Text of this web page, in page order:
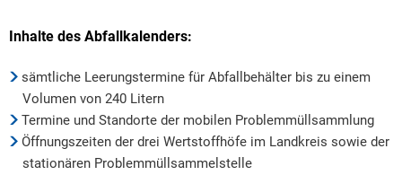
Inhalte des Abfallkalenders:
sämtliche Leerungstermine für Abfallbehälter bis zu einem
Volumen von 240 Litern
Termine und Standorte der mobilen Problemmüllsammlung
Öffnungszeiten der drei Wertstoffhöfe im Landkreis sowie der
stationären Problemmüllsammelstelle